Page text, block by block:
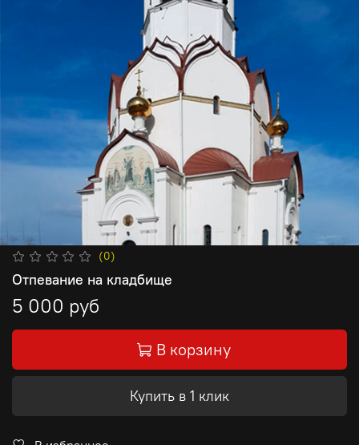
(0)
Отпевание на кладбище
5 000 руб
В корзину
Купить в 1 клик